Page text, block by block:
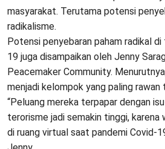
masyarakat. Terutama potensi
radikalisme.
Potensi penyebaran paham radikal
19 juga disampaikan oleh Jenny
Peacemaker Community.
menjadi kelompok yang paling rawan
“Peluang mereka terpapar dengan
terorisme jadi semakin tinggi, karena
di ruang virtual saat pandemi Covid-